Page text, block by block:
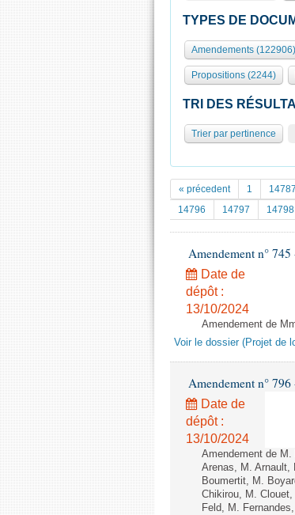
TYPES DE
Amendements (122906)
Propositions (2244)
TRI DES
Trier par pertinence
« précedent 1 14787
14796
14797 14798
Amendement n°
Date de
dépôt :
13/10/2024
Amendement de
Voir le dossier (Projet de
Amendement n°
Date de
dépôt :
13/10/2024
Amendement de
Arenas, M. Arnault,
Boumertit, M.
Chikirou, M.
Feld, M.